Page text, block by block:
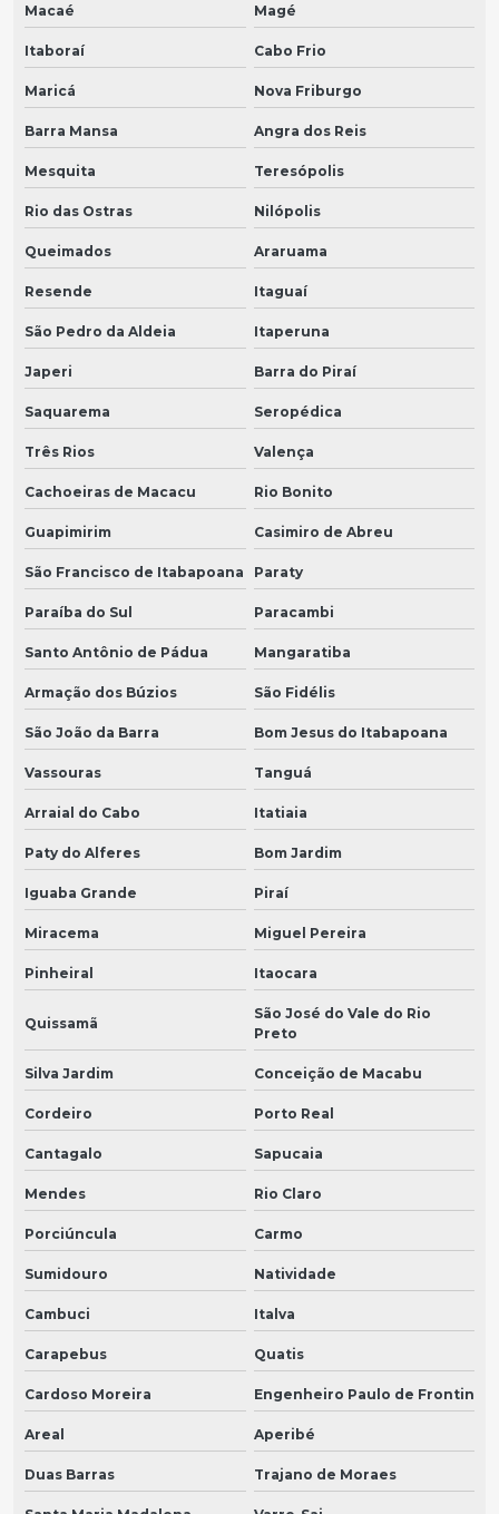
Macaé Magé
Itaboraí Cabo Frio
Maricá Nova Friburgo
Barra Mansa Angra dos Reis
Mesquita Teresópolis
Rio das Ostras Nilópolis
Queimados Araruama
Resende Itaguaí
São Pedro da Aldeia Itaperuna
Japeri Barra do Piraí
Saquarema Seropédica
Três Rios Valença
Cachoeiras de Macacu Rio Bonito
Guapimirim Casimiro de Abreu
São Francisco de Itabapoana Paraty
Paraíba do Sul Paracambi
Santo Antônio de Pádua Mangaratiba
Armação dos Búzios São Fidélis
São João da Barra Bom Jesus do Itabapoana
Vassouras Tanguá
Arraial do Cabo Itatiaia
Paty do Alferes Bom Jardim
Iguaba Grande Piraí
Miracema Miguel Pereira
Pinheiral Itaocara
Quissamã
São José do Vale do Rio
Preto
Silva Jardim Conceição de Macabu
Cordeiro Porto Real
Cantagalo Sapucaia
Mendes Rio Claro
Porciúncula Carmo
Sumidouro Natividade
Cambuci Italva
Carapebus Quatis
Cardoso Moreira Engenheiro Paulo de Frontin
Areal Aperibé
Duas Barras Trajano de Moraes